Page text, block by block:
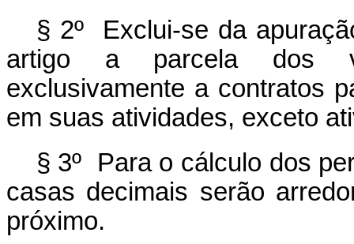
§ 2º Exclui-se da
artigo a parcela dos
exclusivamente a contratos
em suas atividades, exceto
§ 3º Para o cálculo dos
casas decimais serão
próximo.